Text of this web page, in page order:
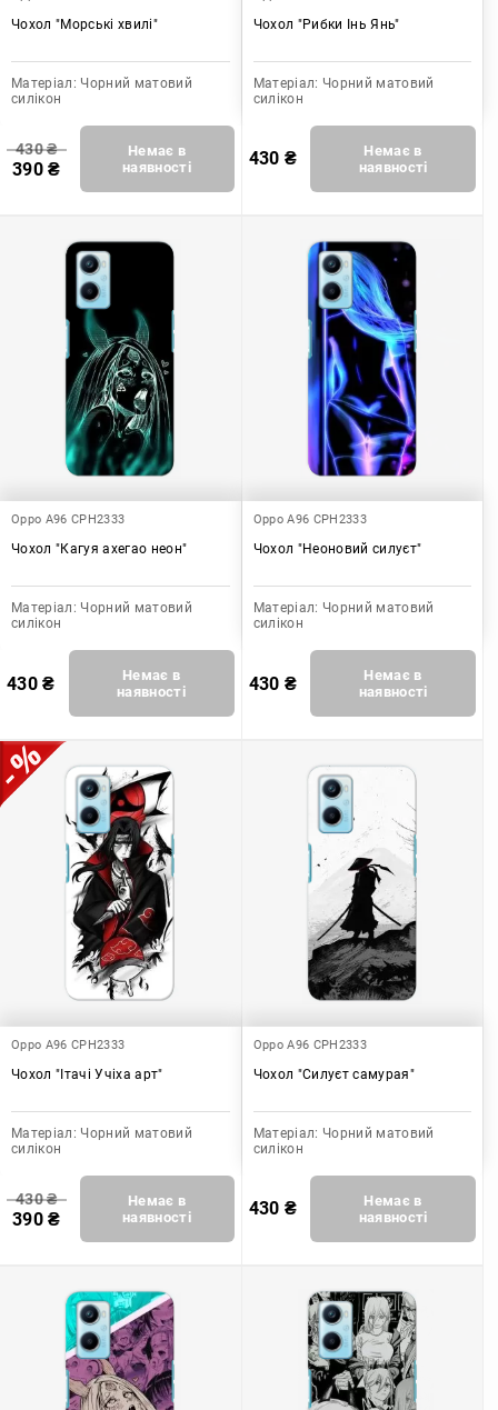
Чохол "Морські хвилі"
Матеріал: Чорний матовий
силікон
430₴
390₴
Немає в
наявності
Чохол "Рибки Інь Янь"
Матеріал: Чорний матовий
силікон
430 ₴
Немає в
наявності
Oppo A96 CPH2333
Чохол "Кагуя ахегао неон"
Матеріал: Чорний матовий
силікон
430₴
Немає в
наявності
Oppo A96 CPH2333
Чохол "Неоновий силуєт"
Матеріал: Чорний матовий
силікон
430 ₴
Немає в
наявності
Oppo A96 CPH2333
Чохол "Ітачі Учіха арт"
Матеріал: Чорний матовий
силікон
430₴
390₴
Немає в
наявності
Oppo A96 CPH2333
Чохол "Силуєт самурая"
Матеріал: Чорний матовий
силікон
430 ₴
Немає в
наявності